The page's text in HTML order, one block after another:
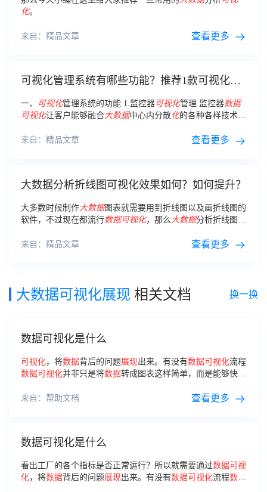
化。
来自：精品文章 查看更多
可视化管理系统有哪些功能？推荐1款可视化平
一、 可视化管理系统的功能 1.监控器可视化管理 监控器数据
可视化让客户能够融合大数据中心内分散化的各种各样技术专
建统一监控器对话框，更改监控器
孤岛状况
来自：精品文章 查看更多
大数据分析折线图可视化效果如何？如何提升？
大多数时候制作大数据图表就需要用到折线图以及画折线图的
软件，不过现在都流行数据可视化，那么 大数据分析折线图
来自：精品文章
查看更多
大数据可视化展现 相关文档 换一换
数据可视化是什么
可视化，将数据背后的问题展现出来。有没有数据可视化流程
数据可视化并非只是将数据转成图表这样简单，而是能够快速
会面临以下的问题：如何从浩如烟海的
来自：帮助文档 查看更多
数据可视化是什么
看出工厂的各个指标是否正常运行？所以就需要通过数据可视
化，将数据背后的问题展现出来。有没有数据可视化流程数据